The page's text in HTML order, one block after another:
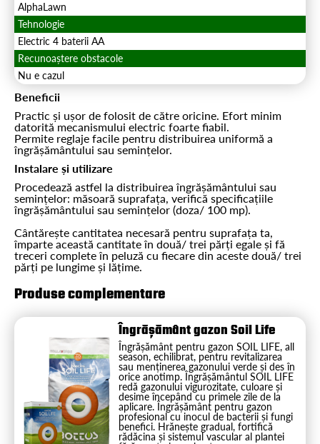
AlphaLawn
Tehnologie
Electric 4 baterii AA
Recunoaștere obstacole
Nu e cazul
Beneficii
Practic și ușor de folosit de către oricine. Efort minim
datorită mecanismului electric foarte fiabil.
Permite reglaje facile pentru distribuirea uniformă a
îngrășământului sau semințelor.
Instalare și utilizare
Procedează astfel la distribuirea îngrășământului sau
semințelor: măsoară suprafața, verifică specificațiile
îngrășământului sau semințelor (doza/ 100 mp).
Cântărește cantitatea necesară pentru suprafața ta,
împarte această cantitate în două/ trei părți egale și fă
treceri complete în peluză cu fiecare din aceste două/ trei
părți pe lungime și lățime.
Produse complementare
Îngrășământ gazon Soil Life
Îngrășământ pentru gazon SOIL LIFE, all
season, echilibrat, pentru revitalizarea
sau menținerea gazonului verde și des în
orice anotimp. Îngrășământul SOIL LIFE
redă gazonului vigurozitate, culoare și
desime începând cu primele zile de la
aplicare. Îngrășământ pentru gazon
profesional cu inocul de bacterii și fungi
benefici. Hrănește gradual, fortifică
rădăcina și sistemul vascular al plantei